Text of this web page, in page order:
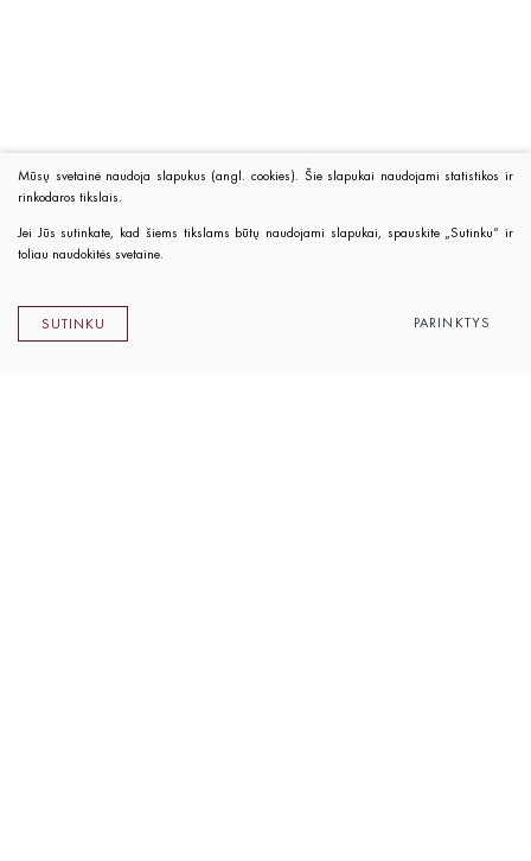
Mūsų svetainė naudoja slapukus (angl. cookies). Šie slapukai naudojami statistikos ir
rinkodaros tikslais.
Jei Jūs sutinkate, kad šiems tikslams būtų naudojami slapukai, spauskite „Sutinku“ ir
toliau naudokitės svetaine.
SUTINKU PARINKTYS